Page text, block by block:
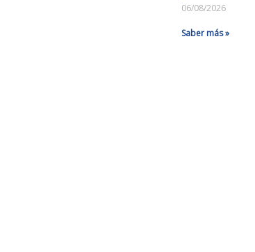
06/08/2026
Saber más »